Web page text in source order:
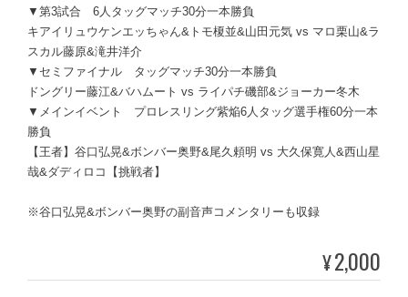
▼第3試合 6人タッグマッチ30分一本勝負
キアイリュウケンエッちゃん&トモ榎並&山田元気 vs マロ栗山&ラ
スカル藤原&滝井洋介
▼セミファイナル タッグマッチ30分一本勝負
ドングリー藤江&バハムート vs ライパチ磯部&ジョーカー冬木
▼メインイベント プロレスリング紫焔6人タッグ選手権60分一本
勝負
【王者】谷口弘晃&ボンバー奥野&尾久頼明 vs 大久保寛人&西山星
哉&ダディロコ【挑戦者】
※谷口弘晃&ボンバー奥野の副音声コメンタリーも収録
¥2,000